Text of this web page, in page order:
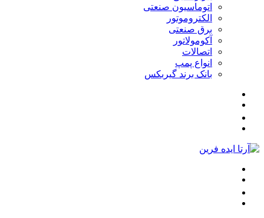
اتوماسیون صنعتی
الکتروموتور
برق صنعتی
آکومولاتور
اتصالات
انواع پمپ
بانک برند گیربکس